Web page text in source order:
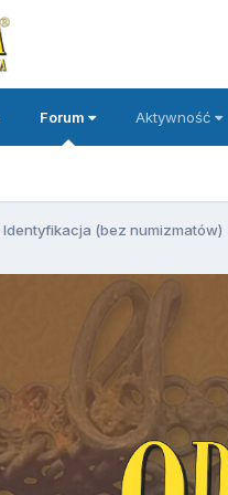
Forum Aktywność
Identyfikacja (bez numizmatów)